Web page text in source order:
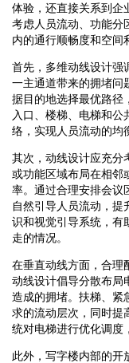
体验，还直接关系到企
考虑人员流动、功能分
内的通行顺畅度和空间
首先，多维动线设计强
一主通道带来的拥堵问
据目的地选择最优路径
入口、楼梯、电梯和
络，实现人员流动的均
其次，动线设计应充分
或功能区域布局在相邻
率。通过合理安排会议
自然引导人员流动，提
识和视觉引导系统，有
走的情况。
在垂直动线方面，合理
动线设计倡导分散布局
造成的拥堵。扶梯、紧
求的流动层次，同时提
统对电梯进行优化调度
此外，写字楼内部的开